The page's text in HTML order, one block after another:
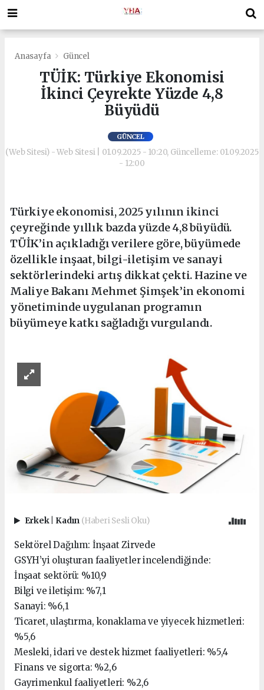
Anasayfa Güncel
TÜİK: Türkiye Ekonomisi
İkinci Çeyrekte Yüzde 4,8
Büyüdü
GÜNCEL
(Web Sitesi) - Web Sitesi | 01.09.2025 - 10:20, Güncelleme: 01.09.2025
- 12:00
Türkiye ekonomisi, 2025 yılının ikinci
çeyreğinde yıllık bazda yüzde 4,8 büyüdü.
TÜİK’in açıkladığı verilere göre, büyümede
özellikle inşaat, bilgi-iletişim ve sanayi
sektörlerindeki artış dikkat çekti. Hazine ve
Maliye Bakanı Mehmet Şimşek’in ekonomi
yönetiminde uygulanan programın
büyümeye katkı sağladığı vurgulandı.
Erkek Kadın (Haberi Sesli Oku)
Sektörel Dağılım: İnşaat Zirvede
GSYH’yi oluşturan faaliyetler incelendiğinde:
İnşaat sektörü: %10,9
Bilgi ve iletişim: %7,1
Sanayi: %6,1
Ticaret, ulaştırma, konaklama ve yiyecek hizmetleri:
%5,6
Mesleki, idari ve destek hizmet faaliyetleri: %5,4
Finans ve sigorta: %2,6
Gayrimenkul faaliyetleri: %2,6